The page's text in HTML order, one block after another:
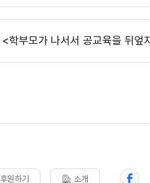
<학부모가 나서서 공교육을 뒤엎
후원하기 소개